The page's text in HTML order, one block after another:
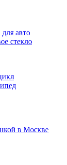
авто
стекло
в Москве